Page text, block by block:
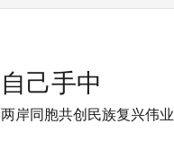
己手中
岸同胞共创民族复兴伟业